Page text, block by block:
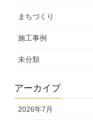
まちづくり
施工事例
未分類
アーカイブ
2026年7月